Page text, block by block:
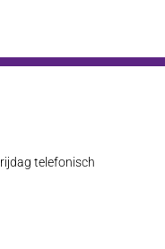
telefonisch